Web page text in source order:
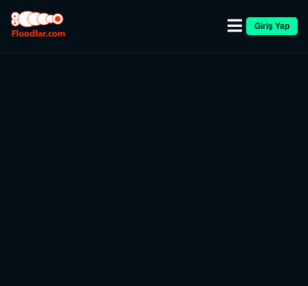
Giriş Yap